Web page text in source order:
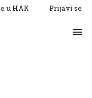
u HAK Prijavi se